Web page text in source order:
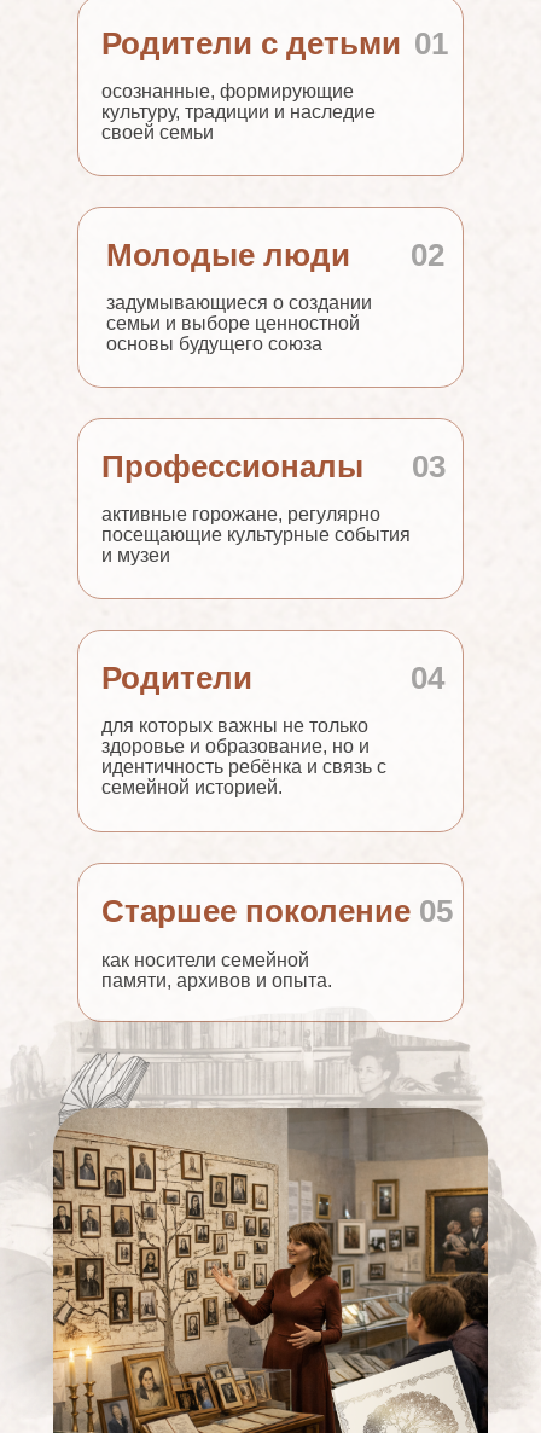
осознанные, формирующие
культуру, традиции и наследие
своей семьи
Родители с детьми 01
для которых важны не только
здоровье и образование, но и
идентичность ребёнка и связь с
семейной историей.
04
Родители
задумывающиеся о создании
семьи и выборе ценностной
основы будущего союза
02
Молодые люди
активные горожане, регулярно
посещающие культурные события
и музеи
03
Профессионалы
как носители семейной
памяти, архивов и опыта.
05
Старшее поколение